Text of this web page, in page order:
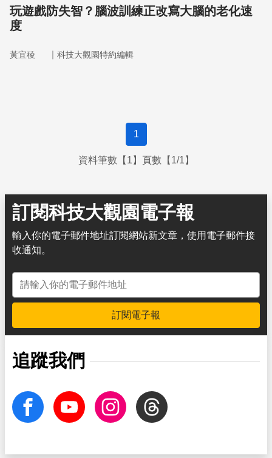
玩遊戲防失智？腦波訓練正改寫大腦的老化速
度
黃宜稜 ｜ 科技大觀園特約編輯
1
資料筆數【1】頁數【1/1】
訂閱科技大觀園電子報
輸入你的電子郵件地址訂閱網站新文章，使用電子郵件接
收通知。
電子郵件地址
訂閱電子報
追蹤我們
facebook Youtube InstagramThreads